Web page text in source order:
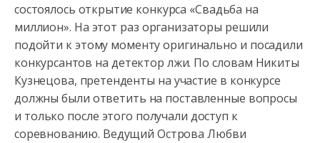
состоялось открытие конкурса «Свадьба на
миллион». На этот раз организаторы решили
подойти к этому моменту оригинально и посадили
конкурсантов на детектор лжи. По словам Никиты
Кузнецова, претенденты на участие в конкурсе
должны были ответить на поставленные вопросы
и только после этого получали доступ к
соревнованию. Ведущий Острова Любви